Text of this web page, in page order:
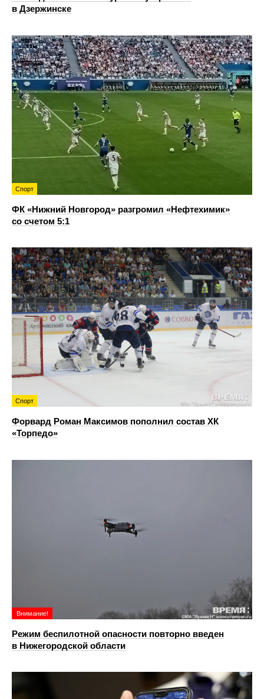
в Дзержинске
Спорт
ФК «Нижний Новгород» разгромил «Нефтехимик»
со счетом 5:1
Спорт
Форвард Роман Максимов пополнил состав ХК
«Торпедо»
Внимание!
Режим беспилотной опасности повторно введен
в Нижегородской области